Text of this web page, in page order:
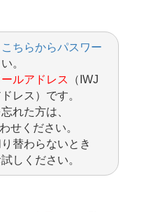
こちらからパスワー
。
ルアドレス
（IWJ
レス）です。
れた方は、
せください。
替わらないとき
しください。